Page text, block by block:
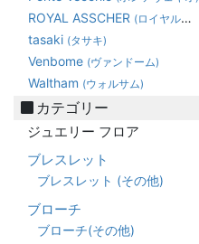
ROYAL ASSCHER (ロイヤルアッシャーダイヤモンド)
tasaki (タサキ)
Venbome (ヴァンドーム)
Waltham (ウォルサム)
カテゴリー
ジュエリー フロア
ブレスレット
ブレスレット (その他)
ブローチ
ブローチ(その他)